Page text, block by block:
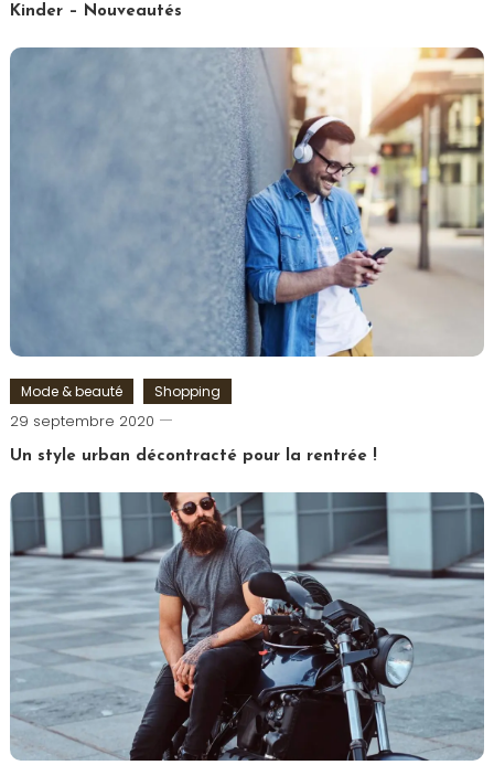
Kinder – Nouveautés
Tagged
Mode & beauté Shopping
29 septembre 2020
Romain-
Paris
Un style urban décontracté pour la rentrée !
Tagged
Look,
Mode
Urban